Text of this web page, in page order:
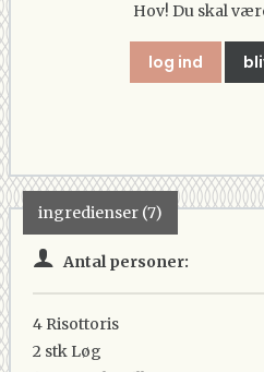
Hov! Du skal
log ind
ingredienser (7)
Antal personer:
4 Risottoris
2 stk Løg